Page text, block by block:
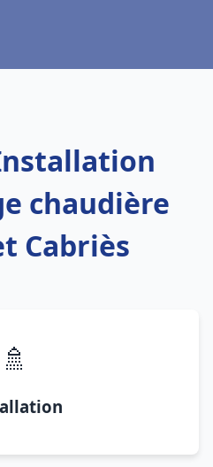
chaudière
Cabriès
🚿